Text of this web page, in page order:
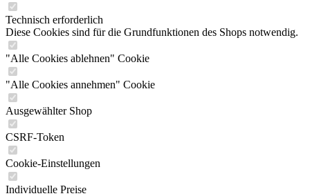
Technisch erforderlich
Diese Cookies sind für die Grundfunktionen des Shops notwendig.
"Alle Cookies ablehnen" Cookie
"Alle Cookies annehmen" Cookie
Ausgewählter Shop
CSRF-Token
Cookie-Einstellungen
Individuelle Preise